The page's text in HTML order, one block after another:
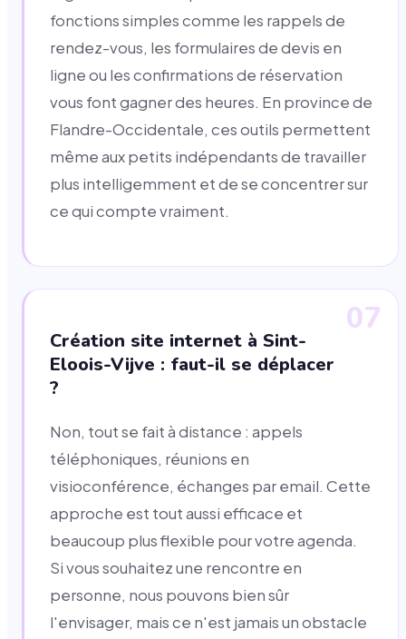
fonctions simples comme les rappels de
rendez-vous, les formulaires de devis en
ligne ou les confirmations de réservation
vous font gagner des heures. En province de
Flandre-Occidentale, ces outils permettent
même aux petits indépendants de travailler
plus intelligemment et de se concentrer sur
ce qui compte vraiment.
07
Création site internet à Sint-
Eloois-Vijve : faut-il se déplacer
?
Non, tout se fait à distance : appels
téléphoniques, réunions en
visioconférence, échanges par email. Cette
approche est tout aussi efficace et
beaucoup plus flexible pour votre agenda.
Si vous souhaitez une rencontre en
personne, nous pouvons bien sûr
l'envisager, mais ce n'est jamais un obstacle